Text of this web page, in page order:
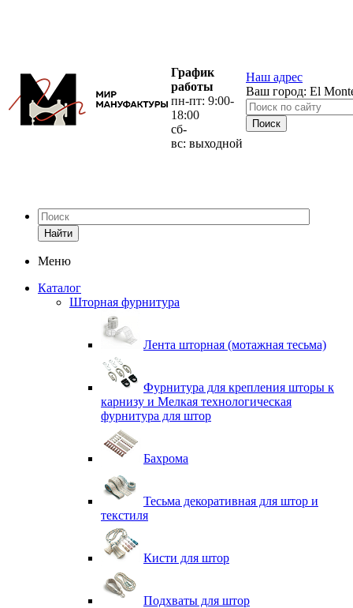
График
работы
пн-пт: 9:00-
18:00
сб-
вс: выходной
Наш адрес
Ваш город: El
Найти
Меню
Каталог
Шторная фурнитура
Лента шторная (мотажная тесьма)
Фурнитура для крепления шторы к
карнизу и Мелкая технологическая
фурнитура для штор
Бахрома
Тесьма декоративная для штор и
текстиля
Кисти для штор
Подхваты для штор